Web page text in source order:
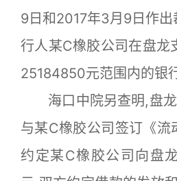
9日和2017年3月9日作
行人某C橡胶公司在盘龙
25184850元范围内的银
海口中院另查明,盘龙
与某C橡胶公司签订《流
约定某C橡胶公司向盘